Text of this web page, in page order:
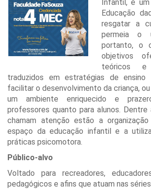
Infantil, é
Educação
resgatar a
permeia o
portanto, o
objetivos
teóricos e
traduzidos em estratégias de ensino
facilitar o desenvolvimento da criança,
um ambiente enriquecido e
professores quanto para alunos. Dentre
chamam atenção estão a
espaço da educação infantil e a
práticas psicomotora.
Público-alvo
Voltado para recreadores,
pedagógicos e afins que atuam nas